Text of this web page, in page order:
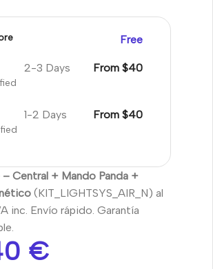
Free
2-3 Days From $40
1-2 Days From $40
Central + Mando Panda +
(KIT_LIGHTSYS_AIR_N) al
inc. Envío rápido. Garantía
€